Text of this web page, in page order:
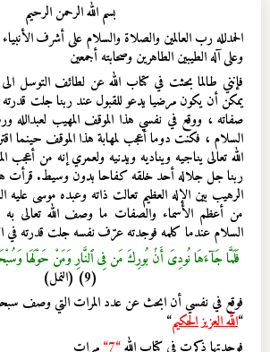
بسم الله الرحمن الرحيم
الحمدلله رب العالمين والصلاة والسلام على أشرف الأنبياء
وعلى آله الطيبين الطاهرين وصحابته أجمعين
فإنني طالما بحثت في كتاب الله عن لطائف التوسل الى
يمكن أن يكون مرضيا يدعو للقبول عند ربنا جلت
صفاته ، ووقع في نفسي هذا الموقف المهيب لعبدالله
السلام ، فكنت دوما أعجب لمهابة هذا الموقف حينما
الله تعالى يناجيه ويناديه ويدنيه ولعمري إنه من أعجب
ربنا جل جلاله أحد خلقه كفاحا بدون وسيط. قرأت هذا
الرهيب بين الإله العظيم تعالت ذاته وعبده موسى
من أعظم الأسماء والصفات ما وصف الله تعالى به
السلام عندما كلمه فوجدته عرّف نفسه جلت قدرته في
فَلَمَّا جَآءَهَا نُودِىَ أَنۢ بُورِكَ مَن فِى ٱلنَّارِ وَمَنْ حَوْلَهَا
(9) (النمل)
فوقع في نفسي أن ابحث عن عدد المرات التي وصف
“الله العزيز الحكيم“